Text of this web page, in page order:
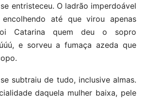
entristeceu. O ladrão imperdoável
até que virou apenas
Catarina quem deu o sopro
e sorveu a fumaça azeda que
subtraiu de tudo, inclusive almas.
daquela mulher baixa, pele